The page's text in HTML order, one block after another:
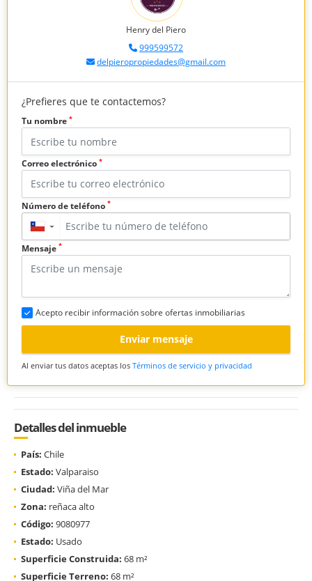
Henry del Piero
999599572
delpieropropiedades@gmail.com
¿Prefieres que te contactemos?
Tu nombre *
Correo electrónico *
Número de teléfono *
▼
Mensaje *
Acepto recibir información sobre ofertas inmobiliarias
Enviar mensaje
Al enviar tus datos aceptas los Términos de servicio y privacidad
Detalles del inmueble
País: Chile
Estado: Valparaiso
Ciudad: Viña del Mar
Zona: reñaca alto
Código: 9080977
Estado: Usado
Superficie Construida: 68 m²
Superficie Terreno: 68 m²